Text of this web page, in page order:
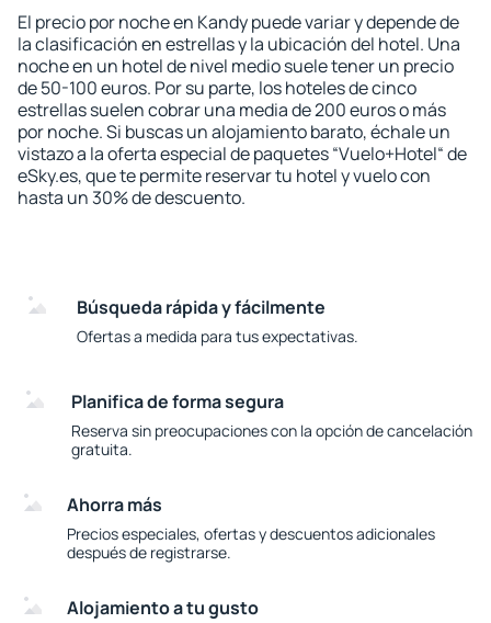
El precio por noche en Kandy puede variar y depende de
la clasificación en estrellas y la ubicación del hotel. Una
noche en un hotel de nivel medio suele tener un precio
de 50-100 euros. Por su parte, los hoteles de cinco
estrellas suelen cobrar una media de 200 euros o más
por noche. Si buscas un alojamiento barato, échale un
vistazo a la oferta especial de paquetes “Vuelo+Hotel“ de
eSky.es, que te permite reservar tu hotel y vuelo con
hasta un 30% de descuento.
Búsqueda rápida y fácilmente
Ofertas a medida para tus expectativas.
Planifica de forma segura
Reserva sin preocupaciones con la opción de cancelación
gratuita.
Ahorra más
Precios especiales, ofertas y descuentos adicionales
después de registrarse.
Alojamiento a tu gusto